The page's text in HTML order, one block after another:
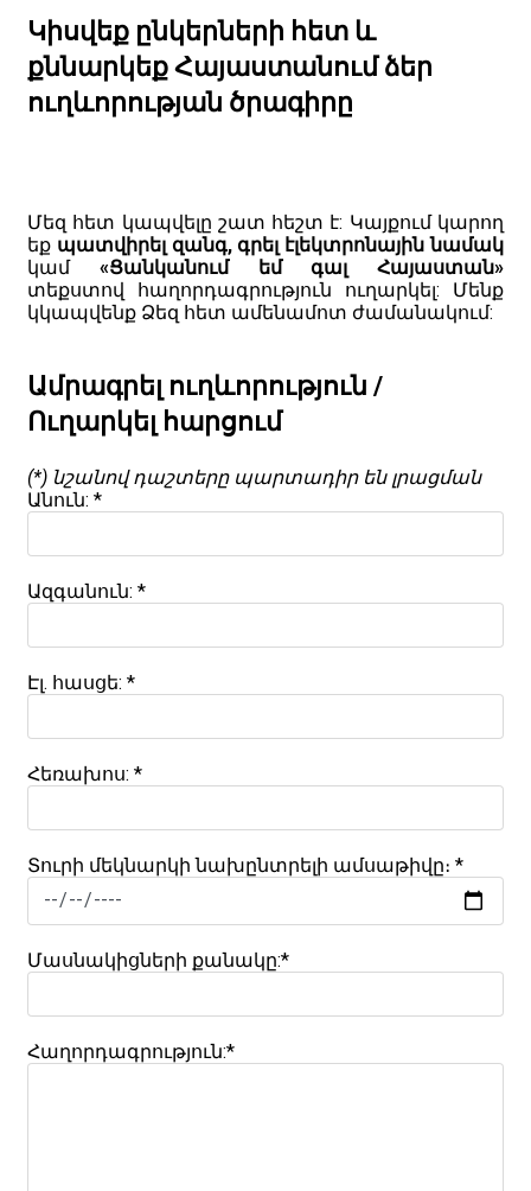
Կիսվեք ընկերների հետ և
քննարկեք Հայաստանում ձեր
ուղևորության ծրագիրը
Մեզ հետ կապվելը շատ հեշտ է: Կայքում կարող
եք պատվիրել զանգ, գրել էլեկտրոնային նամակ
կամ «Ցանկանում եմ գալ Հայաստան»
տեքստով հաղորդագրություն ուղարկել: Մենք
կկապվենք Ձեզ հետ ամենամոտ ժամանակում:
Ամրագրել ուղևորություն /
Ուղարկել հարցում
(*) նշանով դաշտերը պարտադիր են լրացման
Անուն: *
Ազգանուն: *
Էլ. հասցե: *
Հեռախոս: *
Տուրի մեկնարկի նախընտրելի ամսաթիվը։ *
Մասնակիցների քանակը:*
Հաղորդագրություն:*